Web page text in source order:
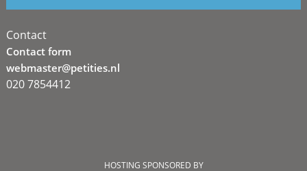
Contact
Contact form
webmaster@petities.nl
020 7854412
HOSTING SPONSORED BY